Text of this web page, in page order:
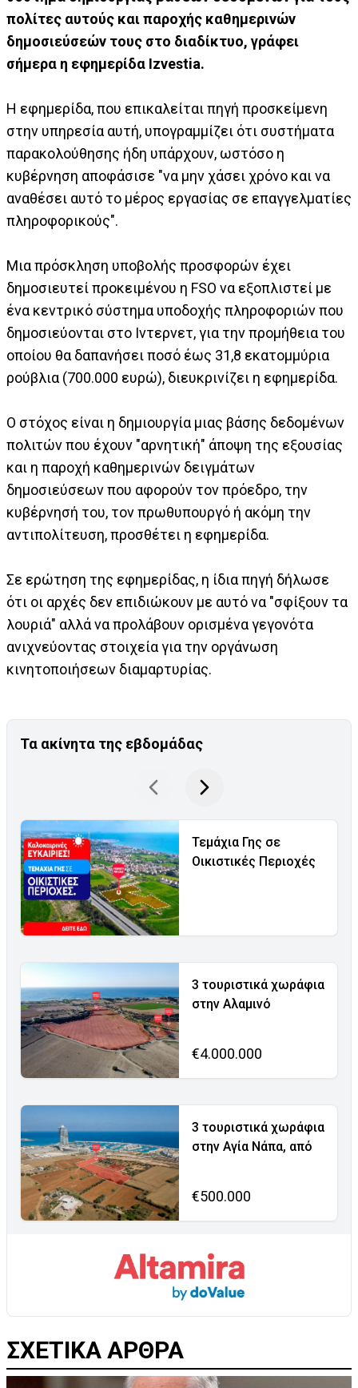
πολίτες αυτούς και παροχής καθημερινών
δημοσιεύσεών τους στο διαδίκτυο, γράφει
σήμερα η εφημερίδα Izvestia.
Η εφημερίδα, που επικαλείται πηγή προσκείμενη
στην υπηρεσία αυτή, υπογραμμίζει ότι συστήματα
παρακολούθησης ήδη υπάρχουν, ωστόσο η
κυβέρνηση αποφάσισε "να μην χάσει χρόνο και να
αναθέσει αυτό το μέρος εργασίας σε επαγγελματίες
πληροφορικούς".
Μια πρόσκληση υποβολής προσφορών έχει
δημοσιευτεί προκειμένου η FSO να εξοπλιστεί με
ένα κεντρικό σύστημα υποδοχής πληροφοριών που
δημοσιεύονται στο Ιντερνετ, για την προμήθεια του
οποίου θα δαπανήσει ποσό έως 31,8 εκατομμύρια
ρούβλια (700.000 ευρώ), διευκρινίζει η εφημερίδα.
Ο στόχος είναι η δημιουργία μιας βάσης δεδομένων
πολιτών που έχουν "αρνητική" άποψη της εξουσίας
και η παροχή καθημερινών δειγμάτων
δημοσιεύσεων που αφορούν τον πρόεδρο, την
κυβέρνησή του, τον πρωθυπουργό ή ακόμη την
αντιπολίτευση, προσθέτει η εφημερίδα.
Σε ερώτηση της εφημερίδας, η ίδια πηγή δήλωσε
ότι οι αρχές δεν επιδιώκουν με αυτό να "σφίξουν τα
λουριά" αλλά να προλάβουν ορισμένα γεγονότα
ανιχνεύοντας στοιχεία για την οργάνωση
κινητοποιήσεων διαμαρτυρίας.
Τα ακίνητα της εβδομάδας
Τεμάχια Γης σε
Οικιστικές Περιοχές
3 τουριστικά χωράφια
στην Αλαμινό
€4.000.000
3 τουριστικά χωράφια
στην Αγία Νάπα, από
€500.000
ΣΧΕΤΙΚΑ ΑΡΘΡΑ